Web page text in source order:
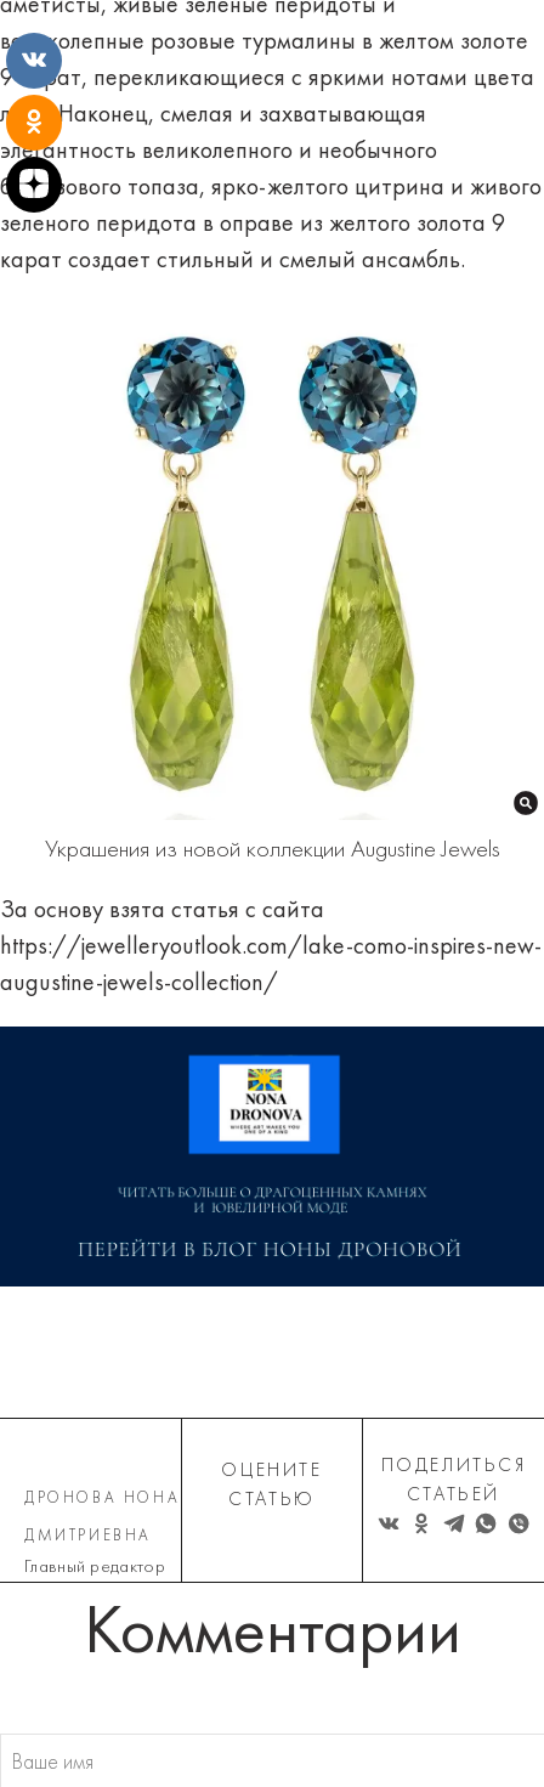
аметисты, живые зеленые перидоты и
великолепные розовые турмалины в желтом золоте
9 карат, перекликающиеся с яркими нотами цвета
лета. Наконец, смелая и захватывающая
элегантность великолепного и необычного
бирюзового топаза, ярко-желтого цитрина и живого
зеленого перидота в оправе из желтого золота 9
карат создает стильный и смелый ансамбль.
Украшения из новой коллекции Augustine Jewels
За основу взята статья с сайта
https://jewelleryoutlook.com/lake-como-inspires-new-
augustine-jewels-collection/
ДРОНОВА НОНА
ДМИТРИЕВНА
Главный редактор
ОЦЕНИТЕ
СТАТЬЮ
ПОДЕЛИТЬСЯ
СТАТЬЕЙ
Комментарии